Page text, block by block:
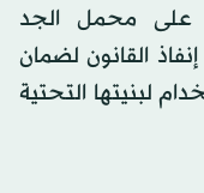
على محمل الجد
القانون لضمان
​لبنيتها التحتية